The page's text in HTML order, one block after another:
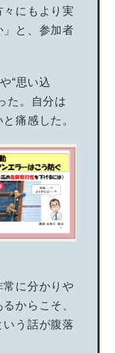
にもより実
」と、参加者
“思い込
た。自分は
痛感した。
常に分かりや
からこそ、
う話が腹落